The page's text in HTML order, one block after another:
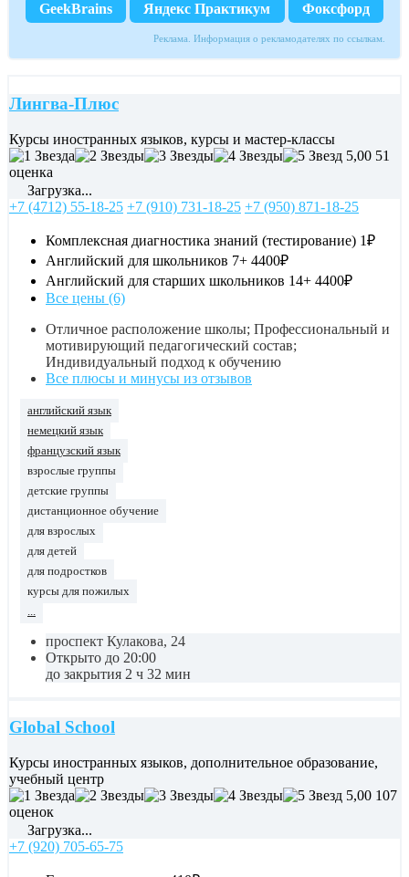
GeekBrains Яндекс Практикум Фоксфорд
Реклама. Информация о рекламодателях по ссылкам.
Лингва-Плюс
Курсы иностранных языков, курсы и мастер-классы
5,00 51
оценка
Загрузка...
+7 (4712) 55-18-25 +7 (910) 731-18-25 +7 (950) 871-18-25
Комплексная диагностика знаний (тестирование) 1₽
Английский для школьников 7+ 4400₽
Английский для старших школьников 14+ 4400₽
Все цены (6)
Отличное расположение школы; Профессиональный и
мотивирующий педагогический состав;
Индивидуальный подход к обучению
Все плюсы и минусы из отзывов
английский язык
немецкий язык
французский язык
взрослые группы
детские группы
дистанционное обучение
для взрослых
для детей
для подростков
курсы для пожилых
проспект Кулакова, 24
Открыто до 20:00
до закрытия 2 ч 32 мин
Global School
Курсы иностранных языков, дополнительное образование,
учебный центр
5,00 107
оценок
Загрузка...
+7 (920) 705-65-75